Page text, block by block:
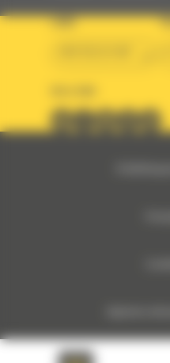
LAND
Monnoyeur